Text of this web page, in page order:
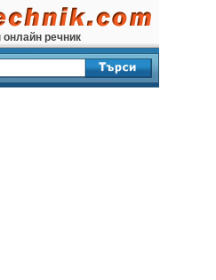
онлайн речник